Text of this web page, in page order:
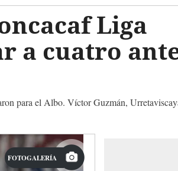
Liga
a cuatro
para el Albo. Víctor Guzmán,
FOTOGALERÍA